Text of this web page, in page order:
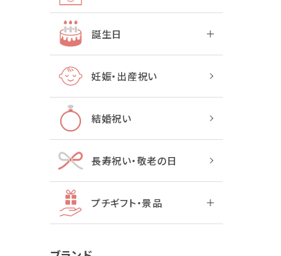
誕生日
妊娠・出産祝い
結婚祝い
長寿祝い・敬老の日
プチギフト・景品